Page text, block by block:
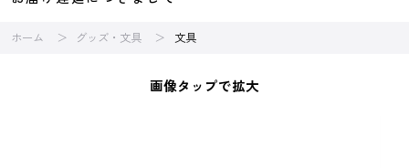
ホーム グッズ・文具 文具
画像タップで拡大